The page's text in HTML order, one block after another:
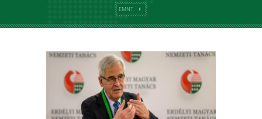
EMNT